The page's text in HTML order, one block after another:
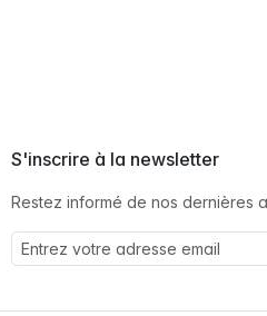
S'inscrire à la newsletter
Restez informé de nos dernières